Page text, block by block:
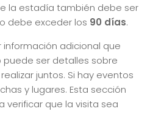
la estadía también debe ser
debe exceder los 90 días.
información adicional que
puede ser detalles sobre
juntos. Si hay eventos
y lugares. Esta sección
verificar que la visita sea